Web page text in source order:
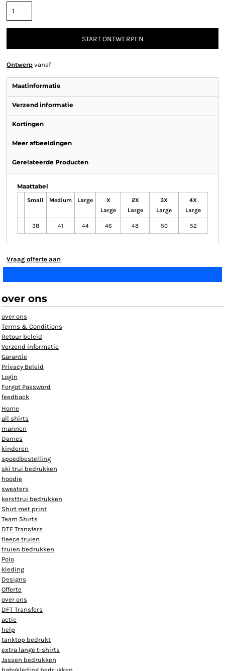
START ONTWERPEN
Ontwerp vanaf
Maatinformatie
Verzend informatie
Kortingen
Meer afbeeldingen
Gerelateerde Producten
Maattabel
Small Medium Large
X
Large
2X
Large
3X
Large
4X
Large
38 41 44 46 48 50 52
Vraag offerte aan
over ons
over ons
Terms & Conditions
Retour beleid
Verzend informatie
Garantie
Privacy Beleid
Login
Forgot Password
feedback
Home
all shirts
mannen
Dames
kinderen
spoedbestelling
ski trui bedrukken
hoodie
sweaters
kersttrui bedrukken
Shirt met print
Team Shirts
DTF Transfers
fleece truien
truien bedrukken
Polo
kleding
Designs
Offerte
over ons
DFT Transfers
actie
help
tanktop bedrukt
extra lange t-shirts
Jassen bedrukken